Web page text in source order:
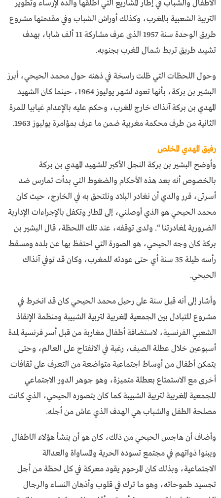
الأطفال والشباب في إطار المشاريع التي أطلقها والده لإرساء وتطوير
التربية الشعبية بالمغرب، وكذلك أوراش الشباب وفي مقدمتها مشروع
طريق الوحدة سنة 1957 الذى عرف مشاركة 11 ألف شابا، بهدف
تشييد طريق تربط شمال المغرب بجنوبه.
وحول اللحظات التي ظلت راسخة في ذهنه حول محمد الحيحي، أبرز
البشير بن بركة، بأنها تعود لشهر يوليوز 1964، حينما كان الشهيد
المهدي بن بركة آنذاك خارج المغرب، وحكم عليه بالإعدام غيابيا للمرة
الثانية من طرف محكمة مغربية ضمن ما عرف بمؤامرة يوليوز 1963.
رفيق المهدي المخلص
وأوضح البشير بن بركة النجل الأكبر للشهيد المهدي بن بركة
بالخصوص أنه بعد هذه الأحكام والضغوط التي بدأت تمارس ضد
أسرتى، قرر والدي أن نغادر البلاد ونلتحق به في الخارج، حيث كان
محمد الحيحي هو الذي أوصلني، إلى المطار وتكفل بالإجراءات الإدارية
الضرورية لمغادرتنا “. ولدى توقفه، عند تلك اللحظة، قال البشير بن
بركة كان وجه الحيحي، هو الصورة التي احتفظ بها عن بلده ومسقط
رأسه طيلة 35 سنة أي حتى عودته للمغرب، وكان قد توفي آنذاك
الحيحي.
وأشار إلى أنه قبل سنة على رحيل محمد الحيحي كان قد انخرط في
مشروع للتبادل بين الجمعية المغربية لتربية الشبيبة ومنظمة الإنقاذ
الشعبي الفرنسية، لاستضافة أطفال مغاربة من قبل أسر فرنسية لمدة
أسبوعين خلال عطلة الصيف، رغبة في الانفتاح على العالم، وحتى
يتمكن أطفال من أوساط اجتماعية متواضعة من التعرف على ثقافات
أخرى مع الاستمتاع بعطلة متميزة، وهو جوهر الدور الاجتماعي
للجمعية المغربية لتربية الشبيبة كما كان يتصوره الحيحي، الذي كانت
مصلحة الطفل والشباب هي الهدف الذي عاش من أجله.
وأضاف أن هاجس الحيحي من ذلك، كان هو أن ينشأ هؤلاء الـاطفال
ويبنوا ذواتهم في مجتمع تسوده الحرية والمساواة والعدالة
الاجتماعية، وبذلك كان المرحوم يقود معركة في كل لحظة من أجل
تجسيد طموحاته، وهو ما ترك في قلوب وأذهان النساء والرجال